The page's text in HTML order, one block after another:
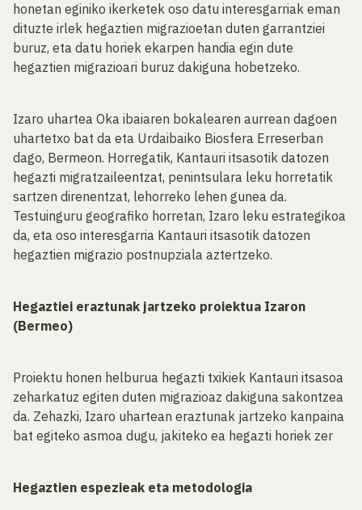
honetan eginiko ikerketek oso datu interesgarriak eman
dituzte irlek hegaztien migrazioetan duten garrantziei
buruz, eta datu horiek ekarpen handia egin dute
hegaztien migrazioari buruz dakiguna hobetzeko.
Izaro uhartea Oka ibaiaren bokalearen aurrean dagoen
uhartetxo bat da eta Urdaibaiko Biosfera Erreserban
dago, Bermeon. Horregatik, Kantauri itsasotik datozen
hegazti migratzaileentzat, penintsulara leku horretatik
sartzen direnentzat, lehorreko lehen gunea da.
Testuinguru geografiko horretan, Izaro leku estrategikoa
da, eta oso interesgarria Kantauri itsasotik datozen
hegaztien migrazio postnupziala aztertzeko.
Hegaztiei eraztunak jartzeko proiektua Izaron
(Bermeo)
Proiektu honen helburua hegazti txikiek Kantauri itsasoa
zeharkatuz egiten duten migrazioaz dakiguna sakontzea
da. Zehazki, Izaro uhartean eraztunak jartzeko kanpaina
bat egiteko asmoa dugu, jakiteko ea hegazti horiek zer
Hegaztien espezieak eta metodologia